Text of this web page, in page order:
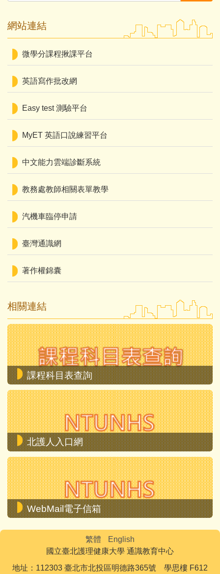
網站連結
微學分課程揪課平台
英語寫作批改網
Easy test 測驗平台
MyET 英語口說練習平台
中文能力雲端診斷系統
教務處教師相關表單教學
汽機車臨停申請
臺灣通識網
著作權錦囊
相關連結
課程科目表查詢
北護人入口網
WebMail電子信箱
繁體
English
國立臺北護理健康大學 通識教育中心
地址：112303 臺北市北投區明德路365號 學思樓 F612